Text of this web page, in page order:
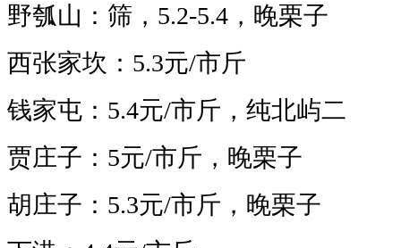
野瓠山：筛，5.2-5.4，晚栗子
西张家坎：5.3元/市斤
钱家屯：5.4元/市斤，纯北屿二
贾庄子：5元/市斤，晚栗子
胡庄子：5.3元/市斤，晚栗子